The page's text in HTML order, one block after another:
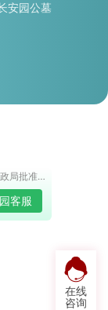
在线
咨询
安园公墓
长安园公墓是经北京市民政局批准的首批园林式骨灰林
客服